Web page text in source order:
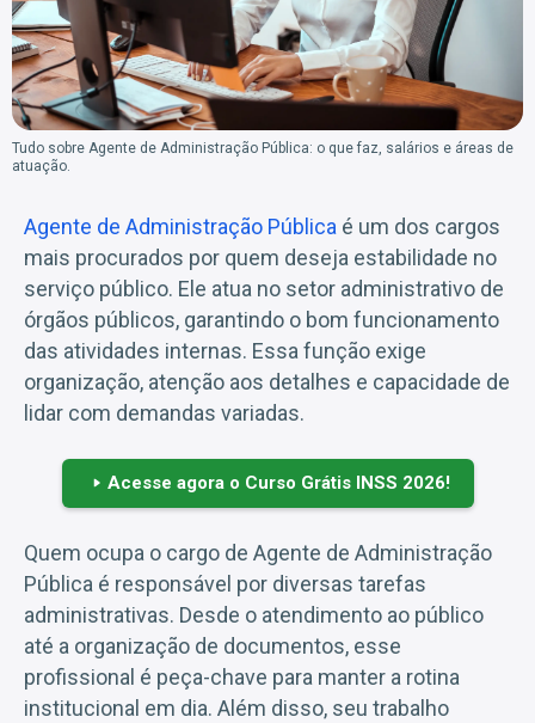
Tudo sobre Agente de Administração Pública: o que faz, salários e áreas de
atuação.
Agente de Administração Pública é um dos cargos
mais procurados por quem deseja estabilidade no
serviço público. Ele atua no setor administrativo de
órgãos públicos, garantindo o bom funcionamento
das atividades internas. Essa função exige
organização, atenção aos detalhes e capacidade de
lidar com demandas variadas.
Acesse agora o Curso Grátis INSS 2026!
Quem ocupa o cargo de Agente de Administração
Pública é responsável por diversas tarefas
administrativas. Desde o atendimento ao público
até a organização de documentos, esse
profissional é peça-chave para manter a rotina
institucional em dia. Além disso, seu trabalho